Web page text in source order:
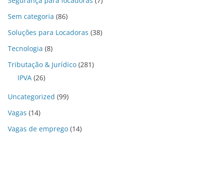
Sem categoria (86)
Soluções para Locadoras (38)
Tecnologia (8)
Tributação & Jurídico (281)
IPVA (26)
Uncategorized (99)
Vagas (14)
Vagas de emprego (14)